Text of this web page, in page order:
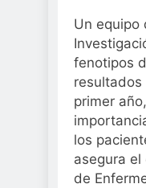
Un equipo
fenotipos
primer
los
asegura
de